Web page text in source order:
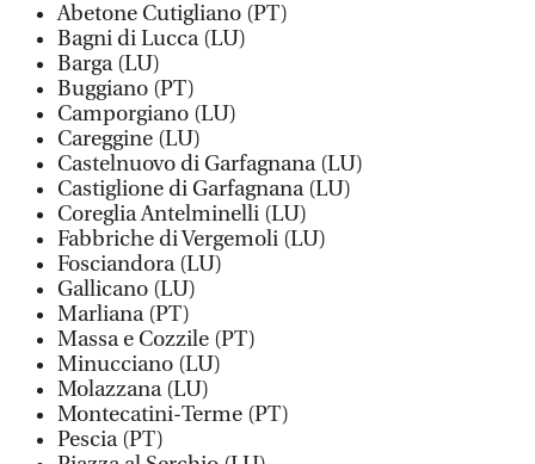
Abetone Cutigliano (PT)
Bagni di Lucca (LU)
Barga (LU)
Buggiano (PT)
Camporgiano (LU)
Careggine (LU)
Castelnuovo di Garfagnana (LU)
Castiglione di Garfagnana (LU)
Coreglia Antelminelli (LU)
Fabbriche di Vergemoli (LU)
Fosciandora (LU)
Gallicano (LU)
Marliana (PT)
Massa e Cozzile (PT)
Minucciano (LU)
Molazzana (LU)
Montecatini-Terme (PT)
Pescia (PT)